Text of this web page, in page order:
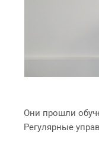
Они прошли
Регулярные